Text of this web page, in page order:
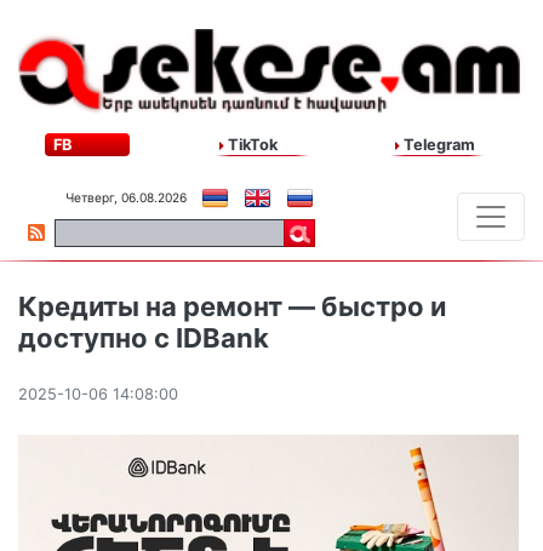
FB TikTok Telegram
Четверг, 06.08.2026
Кредиты на ремонт — быстро и
доступно с IDBank
2025-10-06 14:08:00